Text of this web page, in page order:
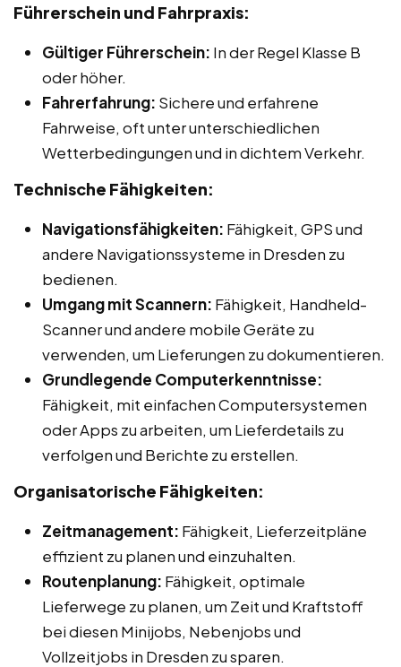
Führerschein und Fahrpraxis:
Gültiger Führerschein: In der Regel Klasse B
oder höher.
Fahrerfahrung: Sichere und erfahrene
Fahrweise, oft unter unterschiedlichen
Wetterbedingungen und in dichtem Verkehr.
Technische Fähigkeiten:
Navigationsfähigkeiten: Fähigkeit, GPS und
andere Navigationssysteme in Dresden zu
bedienen.
Umgang mit Scannern: Fähigkeit, Handheld-
Scanner und andere mobile Geräte zu
verwenden, um Lieferungen zu dokumentieren.
Grundlegende Computerkenntnisse:
Fähigkeit, mit einfachen Computersystemen
oder Apps zu arbeiten, um Lieferdetails zu
verfolgen und Berichte zu erstellen.
Organisatorische Fähigkeiten:
Zeitmanagement: Fähigkeit, Lieferzeitpläne
effizient zu planen und einzuhalten.
Routenplanung: Fähigkeit, optimale
Lieferwege zu planen, um Zeit und Kraftstoff
bei diesen Minijobs, Nebenjobs und
Vollzeitjobs in Dresden zu sparen.